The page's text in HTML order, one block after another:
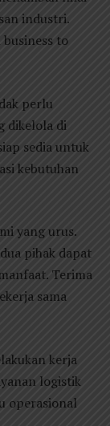
industri.
to
perlu
dikelola di
sedia untuk
kebutuhan
yang urus.
pihak dapat
Terima
sama
kerja
logistik
operasional